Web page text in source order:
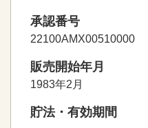
承認番号
22100AMX00510000
販売開始年月
1983年2月
貯法・有効期間